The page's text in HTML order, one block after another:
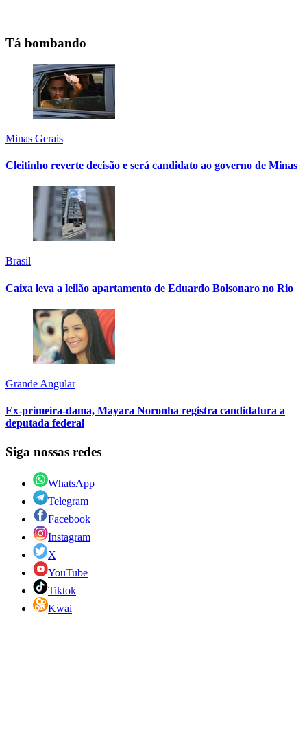
Tá bombando
Minas Gerais
Cleitinho reverte decisão e será candidato ao governo de Minas
Brasil
Caixa leva a leilão apartamento de Eduardo Bolsonaro no Rio
Grande Angular
Ex-primeira-dama, Mayara Noronha registra candidatura a
deputada federal
Siga nossas redes
WhatsApp
Telegram
Facebook
Instagram
X
YouTube
Tiktok
Kwai